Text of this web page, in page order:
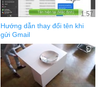
1:57
Hướng dẫn thay đổi tên khi
gửi Gmail